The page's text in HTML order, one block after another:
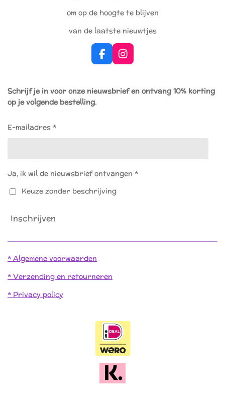
om op de hoogte te blijven
van de laatste nieuwtjes
F
a
b
I
n
a
Schrijf je in voor onze nieuwsbrief en ontvang 10% korting
op je volgende bestelling.
E-mailadres *
Ja, ik wil de nieuwsbrief ontvangen *
Keuze zonder beschrijving
Inschrijven
* Algemene voorwaarden
* Verzending en retourneren
* Privacy policy